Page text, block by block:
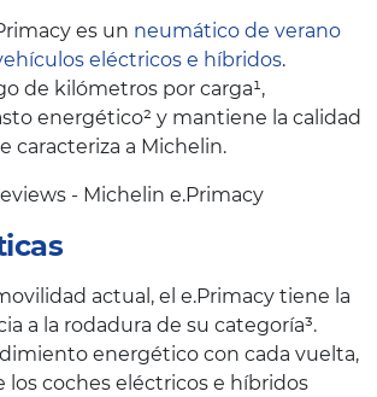
es un neumático de verano
eléctricos e híbridos.
de kilómetros por carga¹,
energético² y mantiene la calidad
caracteriza a Michelin.
- Michelin e.Primacy
actual, el e.Primacy tiene la
a la rodadura de su categoría³.
energético con cada vuelta,
los coches eléctricos e híbridos